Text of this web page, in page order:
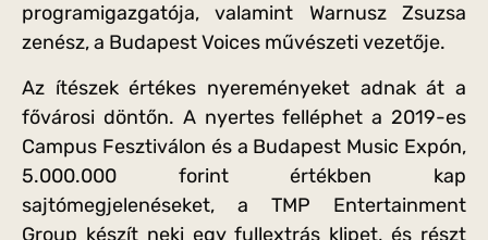
programigazgatója, valamint Warnusz Zsuzsa
zenész, a Budapest Voices művészeti vezetője.
Az ítészek értékes nyereményeket adnak át a
fővárosi döntőn. A nyertes felléphet a 2019-es
Campus Fesztiválon és a Budapest Music Expón,
5.000.000 forint értékben kap
sajtómegjelenéseket, a TMP Entertainment
Group készít neki egy fullextrás klipet, és részt